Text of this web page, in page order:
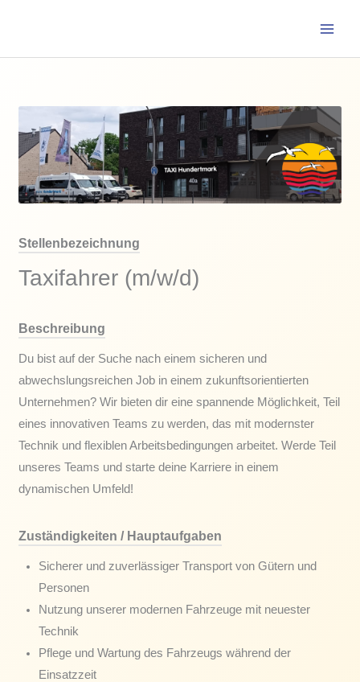
Stellenbezeichnung
Taxifahrer (m/w/d)
Beschreibung
Du bist auf der Suche nach einem sicheren und
abwechslungsreichen Job in einem zukunftsorientierten
Unternehmen? Wir bieten dir eine spannende Möglichkeit, Teil
eines innovativen Teams zu werden, das mit modernster
Technik und flexiblen Arbeitsbedingungen arbeitet. Werde Teil
unseres Teams und starte deine Karriere in einem
dynamischen Umfeld!
Zuständigkeiten / Hauptaufgaben
Sicherer und zuverlässiger Transport von Gütern und
Personen
Nutzung unserer modernen Fahrzeuge mit neuester
Technik
Pflege und Wartung des Fahrzeugs während der
Einsatzzeit